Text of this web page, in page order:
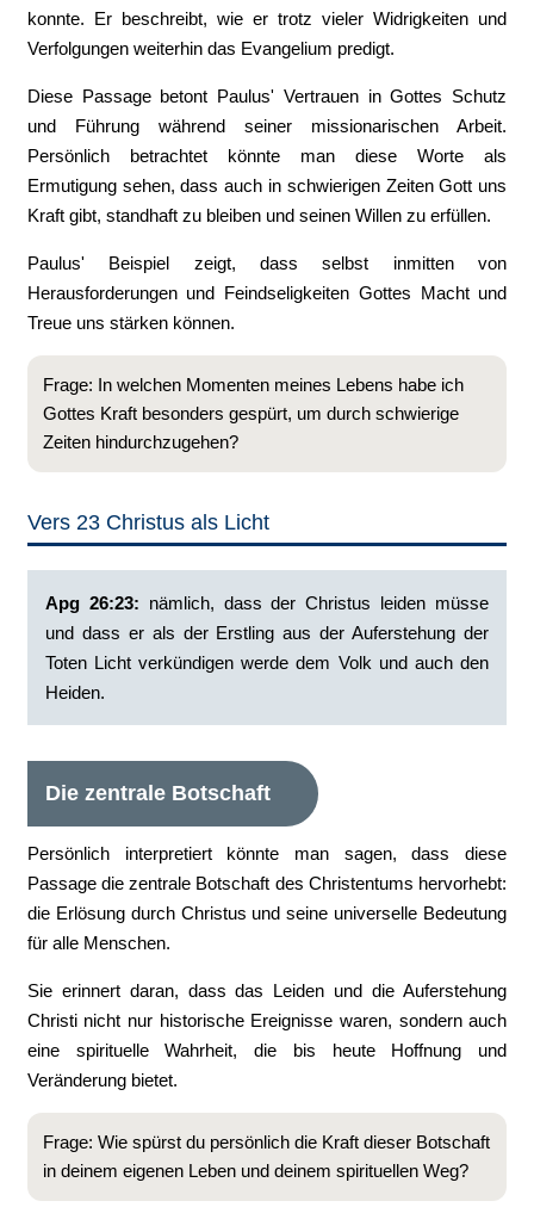
konnte. Er beschreibt, wie er trotz vieler Widrigkeiten und
Verfolgungen weiterhin das Evangelium predigt.
Diese Passage betont Paulus' Vertrauen in Gottes Schutz
und Führung während seiner missionarischen Arbeit.
Persönlich betrachtet könnte man diese Worte als
Ermutigung sehen, dass auch in schwierigen Zeiten Gott uns
Kraft gibt, standhaft zu bleiben und seinen Willen zu erfüllen.
Paulus' Beispiel zeigt, dass selbst inmitten von
Herausforderungen und Feindseligkeiten Gottes Macht und
Treue uns stärken können.
Frage: In welchen Momenten meines Lebens habe ich
Gottes Kraft besonders gespürt, um durch schwierige
Zeiten hindurchzugehen?
Vers 23 Christus als Licht
Apg 26:23: ‭nämlich, dass der Christus leiden müsse
und dass er als der Erstling aus der Auferstehung der
Toten Licht verkündigen werde dem Volk und auch den
Heiden.
Die zentrale Botschaft
Persönlich interpretiert könnte man sagen, dass diese
Passage die zentrale Botschaft des Christentums hervorhebt:
die Erlösung durch Christus und seine universelle Bedeutung
für alle Menschen.
Sie erinnert daran, dass das Leiden und die Auferstehung
Christi nicht nur historische Ereignisse waren, sondern auch
eine spirituelle Wahrheit, die bis heute Hoffnung und
Veränderung bietet.
Frage: Wie spürst du persönlich die Kraft dieser Botschaft
in deinem eigenen Leben und deinem spirituellen Weg?